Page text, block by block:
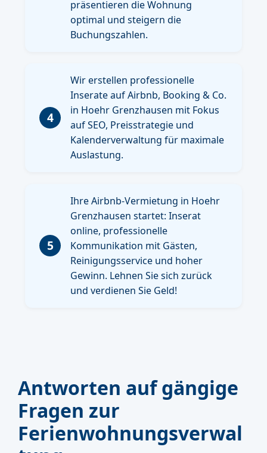
präsentieren die Wohnung
optimal und steigern die
Buchungszahlen.
4
Wir erstellen professionelle
Inserate auf Airbnb, Booking & Co.
in Hoehr Grenzhausen mit Fokus
auf SEO, Preisstrategie und
Kalenderverwaltung für maximale
Auslastung.
5
Ihre Airbnb-Vermietung in Hoehr
Grenzhausen startet: Inserat
online, professionelle
Kommunikation mit Gästen,
Reinigungsservice und hoher
Gewinn. Lehnen Sie sich zurück
und verdienen Sie Geld!
Antworten auf gängige
Fragen zur
Ferienwohnungsverwal